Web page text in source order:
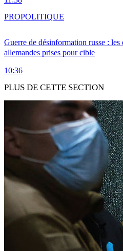
Guerre de désinformation russe :
allemandes prises pour cible
10:36
PROPOLITIQUE
PLUS DE CETTE SECTION